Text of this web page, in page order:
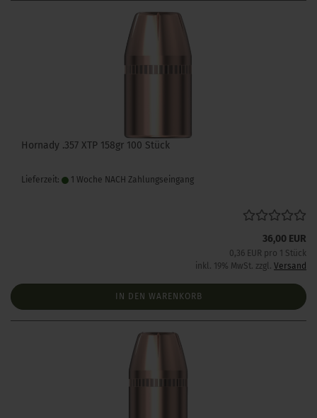
Hornady .357 XTP 158gr 100 Stück
Lieferzeit: 1 Woche NACH Zahlungseingang
36,00 EUR
0,36 EUR pro 1 Stück
inkl. 19% MwSt. zzgl. Versand
IN DEN WARENKORB